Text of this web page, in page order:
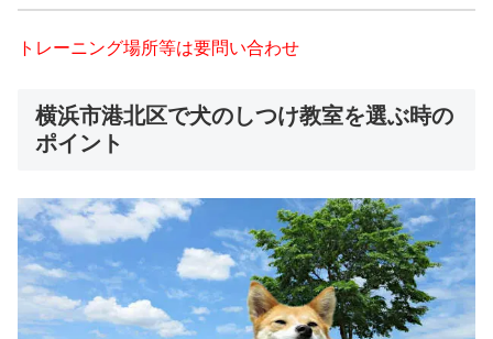
トレーニング場所等は要問い合わせ
横浜市港北区で犬のしつけ教室を選ぶ時の
ポイント